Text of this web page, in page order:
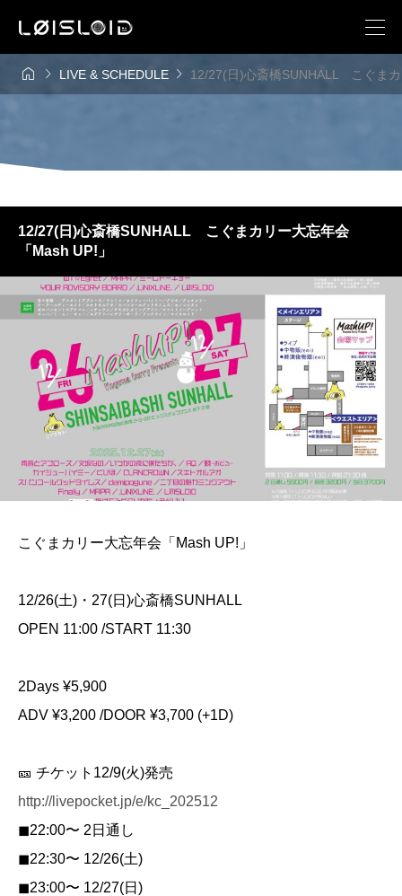
  LIVE & SCHEDULE  12/27(日)心斎橋SUNHALL こぐま
12/27(日)心斎橋SUNHALL こぐまカリー大忘年会
「Mash UP!」
こぐまカリー大忘年会「Mash UP!」
12/26(土)・27(日)心斎橋SUNHALL
OPEN 11:00 /START 11:30
2Days ¥5,900
ADV ¥3,200 /DOOR ¥3,700 (+1D)
🎫 チケット12/9(火)発売
http://livepocket.jp/e/kc_202512
◼︎22:00〜 2日通し
◼︎22:30〜 12/26(土)
◼︎23:00〜 12/27(日)